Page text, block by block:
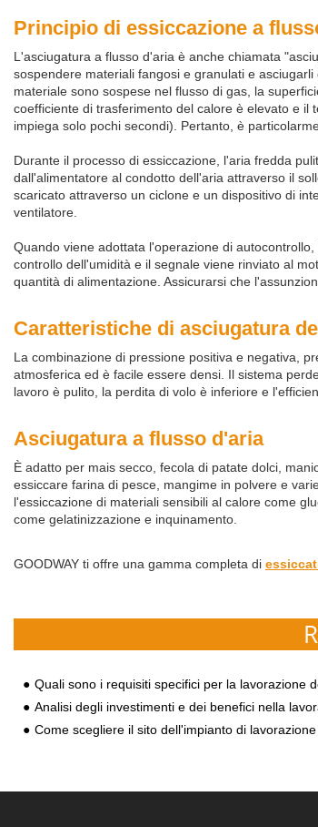
Principio di essiccazione a
L'asciugatura a flusso d'aria è anche chiamata
sospendere materiali fangosi e granulati e
materiale sono sospese nel flusso di gas, la
coefficiente di trasferimento del calore è elevato e
impiega solo pochi secondi). Pertanto, è
Durante il processo di essiccazione, l'aria fredda
dall'alimentatore al condotto dell'aria attraverso il
scaricato attraverso un ciclone e un dispositivo di
ventilatore.
Quando viene adottata l'operazione di
controllo dell'umidità e il segnale viene rinviato al
quantità di alimentazione. Assicurarsi che
Caratteristiche di asciugatura
La combinazione di pressione positiva e negativa,
atmosferica ed è facile essere densi. Il sistema
lavoro è pulito, la perdita di volo è inferiore e
Asciugatura a flusso d'aria
È adatto per mais secco, fecola di patate dolci,
essiccare farina di pesce, mangime in polvere e
l'essiccazione di materiali sensibili al calore come
come gelatinizzazione e inquinamento.
GOODWAY ti offre una gamma completa di
Quali sono i requisiti specifici per la lavorazione dell'amido di
Analisi degli investimenti e dei benefici nella lavorazione dell'amido di
Come scegliere il sito dell'impianto di lavorazione dell'amido di